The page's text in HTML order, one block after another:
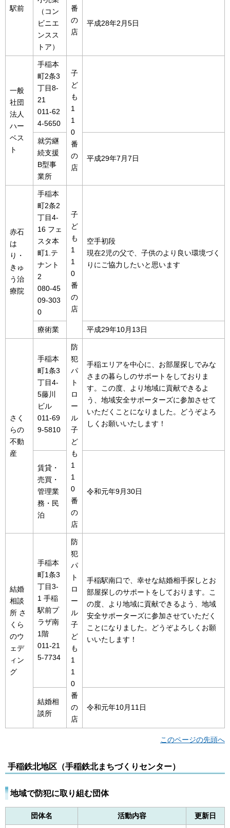
駅前
番
の
店
（コン
ビニエ
ンスス
トア）
平成28年2月5日
一般
社団
法人
ハー
ベス
ト
手稲本
町2条3
丁目8-
21
011-62
4-5650
子
ど
も
1
1
0
番
の
店
就労継
続支援
B型事
業所
平成29年7月7日
赤石
は
り・
きゅ
う治
療院
手稲本
町2条2
丁目4-
16 フェ
スタ本
町1.テ
ナント
2
080-45
09-303
0
子
ど
も
1
1
0
番
の
店
空手初段
現在2児の父で、子供のより良い環境づく
りにご協力したいと思います
療術業 平成29年10月13日
さく
らの
不動
産
手稲本
町1条3
丁目4-
5藤川
ビル
011-69
9-5810
防
犯
パ
ト
ロ
ー
ル
子
ど
も
1
1
0
番
の
店
手稲エリアを中心に、お部屋探しでみな
さまの暮らしのサポートをしておりま
す。この度、より地域に貢献できるよ
う、地域安全サポーターズに参加させて
いただくことになりました。どうぞよろ
しくお願いいたします！
賃貸・
売買・
管理業
務・民
泊
令和元年9月30日
結婚
相談
所 さ
くら
のウ
ェデ
ィン
グ
手稲本
町1条3
丁目3-
1 手稲
駅前プ
ラザ南
1階
011-21
5-7734
防
犯
パ
ト
ロ
ー
ル
子
ど
も
1
1
0
番
の
店
手稲駅南口で、幸せな結婚相手探しとお
部屋探しのサポートをしております。こ
の度、より地域に貢献できるよう、地域
安全サポーターズに参加させていただく
ことになりました。どうぞよろしくお願
いいたします！
結婚相
談所
令和元年10月11日
このページの先頭へ
手稲鉄北地区（手稲鉄北まちづくりセンター）
地域で防犯に取り組む団体
団体名 活動内容 更新日